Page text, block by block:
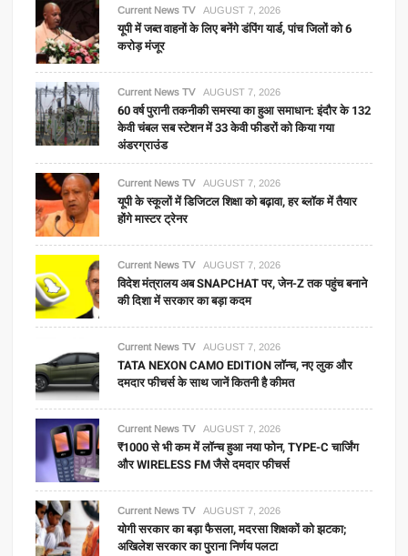
Current News TV AUGUST 7, 2026
यूपी में जब्त वाहनों के लिए बनेंगे डंपिंग यार्ड, पांच जिलों को 6
करोड़ मंजूर
Current News TV AUGUST 7, 2026
60 वर्ष पुरानी तकनीकी समस्या का हुआ समाधान: इंदौर के 132
केवी चंबल सब स्टेशन में 33 केवी फीडरों को किया गया
अंडरग्राउंड
Current News TV AUGUST 7, 2026
यूपी के स्कूलों में डिजिटल शिक्षा को बढ़ावा, हर ब्लॉक में तैयार
होंगे मास्टर ट्रेनर
Current News TV AUGUST 7, 2026
विदेश मंत्रालय अब SNAPCHAT पर, जेन-Z तक पहुंच बनाने
की दिशा में सरकार का बड़ा कदम
Current News TV AUGUST 7, 2026
TATA NEXON CAMO EDITION लॉन्च, नए लुक और
दमदार फीचर्स के साथ जानें कितनी है कीमत
Current News TV AUGUST 7, 2026
₹1000 से भी कम में लॉन्च हुआ नया फोन, TYPE-C चार्जिंग
और WIRELESS FM जैसे दमदार फीचर्स
Current News TV AUGUST 7, 2026
योगी सरकार का बड़ा फैसला, मदरसा शिक्षकों को झटका;
अखिलेश सरकार का पुराना निर्णय पलटा